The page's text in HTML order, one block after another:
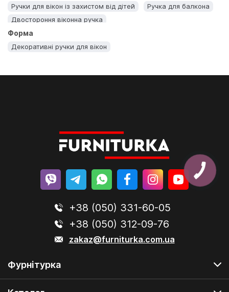
Ручки для вікон із захистом від дітей
Ручка для балкона
Двостороння віконна ручка
Форма
Декоративні ручки для вікон
+38 (050) 331-60-05
+38 (050) 312-09-76
zakaz@furniturka.com.ua
Фурнітурка